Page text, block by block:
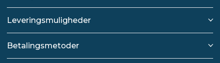
Leveringsmuligheder
Betalingsmetoder